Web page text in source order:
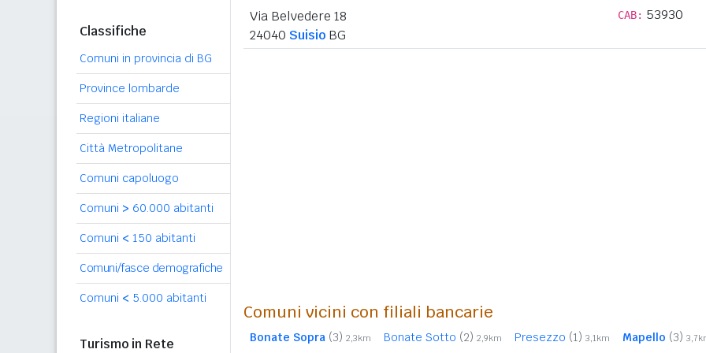
Classifiche
Comuni in provincia di BG
Province lombarde
Regioni italiane
Città Metropolitane
Comuni capoluogo
Comuni > 60.000 abitanti
Comuni < 150 abitanti
Comuni/fasce demografiche
Comuni < 5.000 abitanti
Turismo in Rete
Via Belvedere 18
24040 Suisio BG
CAB: 53930
Comuni vicini con filiali bancarie
Bonate Sopra (3) 2,3km Bonate Sotto (2) 2,9km Presezzo (1) 3,1km Mapello (3)